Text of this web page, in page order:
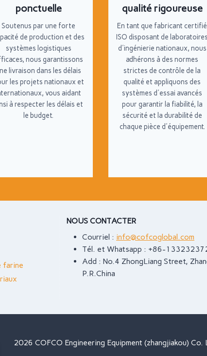
ponctuelle
Soutenus par une forte
de production et des
systèmes logistiques
nous garantissons
livraison dans les délais
les projets nationaux et
vous aidant
à respecter les délais et
le budget.
qualité rigoureuse
En tant que fabricant certifié
ISO disposant de laboratoires
d'ingénierie nationaux, nous
adhérons à des normes
strictes de contrôle de la
qualité et appliquons des
systèmes d'essai avancés
pour garantir la fiabilité, la
sécurité et la durabilité de
chaque pièce d'équipement.
farine
NOUS CONTACTER
Courriel : info@cofcoglobal.com
Tél. et Whatsapp : +86-
Add : No.4 ZhongLiang Street,
P.R.China
2026 COFCO Engineering Equipment (zhangjiakou) Co.